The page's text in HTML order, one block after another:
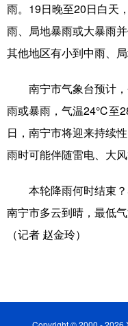
北京 天津
辽宁 吉林
山东 河南
广东 广西
四川 贵州
陕西 甘肃
新疆 内蒙
English
雨。19日晚至20日白天
雨、局地暴雨或大暴雨
其他地区有小到中雨、局
南宁市气象台预计，
雨或暴雨，气温24℃至
日，南宁市将迎来持续
雨时可能伴随雷电、大
本轮降雨何时结束？
南宁市多云到晴，最低
（记者 赵金玲）